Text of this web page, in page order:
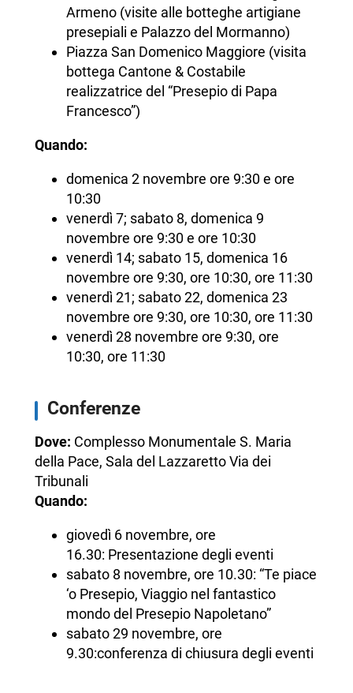
Armeno (visite alle botteghe artigiane
presepiali e Palazzo del Mormanno)
Piazza San Domenico Maggiore (visita
bottega Cantone & Costabile
realizzatrice del “Presepio di Papa
Francesco”)
Quando:
domenica 2 novembre ore 9:30 e ore
10:30
venerdì 7; sabato 8, domenica 9
novembre ore 9:30 e ore 10:30
venerdì 14; sabato 15, domenica 16
novembre ore 9:30, ore 10:30, ore 11:30
venerdì 21; sabato 22, domenica 23
novembre ore 9:30, ore 10:30, ore 11:30
venerdì 28 novembre ore 9:30, ore
10:30, ore 11:30
Conferenze
Dove: Complesso Monumentale S. Maria
della Pace, Sala del Lazzaretto Via dei
Tribunali
Quando:
giovedì 6 novembre, ore
16.30: Presentazione degli eventi
sabato 8 novembre, ore 10.30: “Te piace
‘o Presepio, Viaggio nel fantastico
mondo del Presepio Napoletano”
sabato 29 novembre, ore
9.30:conferenza di chiusura degli eventi